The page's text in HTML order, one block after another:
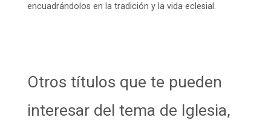
encuadrándolos en la tradición y la vida eclesial.
Otros títulos que te pueden
interesar del tema de Iglesia,